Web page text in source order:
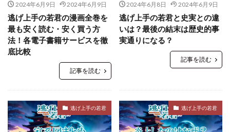
2024年6月9日 2024年6月9日
逃げ上手の若君の漫画全巻を
最も安く読む・安く買う方
法！各電子書籍サービスを徹
底比較
記事を読む
2024年6月8日 2024年6月9日
逃げ上手の若君と史実との違
いは？最後の結末は歴史的事
実通りになる？
記事を読む
逃げ上手の若君 逃げ上手の若君